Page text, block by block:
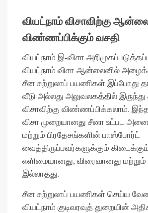
வியட்நாம் விசாவிற்கு
விண்ணப்பிக்கும் வசதி
வியட்நாம் இ-விசா
வியட்நாம் விசா ஆன்லைனில்
சீன சுற்றுலாப் பயணிகள்
வீடு அல்லது அலுவலகத்தில்
விசாவிற்கு விண்ணப்பிக்கலாம்.
விசா முறையானது சீனா உட்பட
மற்றும் பிரதேசங்களின் பாஸ்போர்ட்
வைத்திருப்பவர்களுக்கும்
எளிமையானது, விரைவானது
இல்லாதது.
சீன சுற்றுலாப் பயணிகள் செய்ய
வியட்நாம் குடிவரவுத் துறையின்